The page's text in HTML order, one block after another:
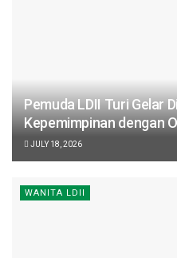
Pemuda LDII Turi Gelar
Kepemimpinan dengan
JULY 18, 2026
WANITA LDII